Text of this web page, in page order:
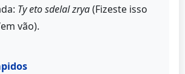
Ty eto sdelal zrya(Fizeste isso
vão).